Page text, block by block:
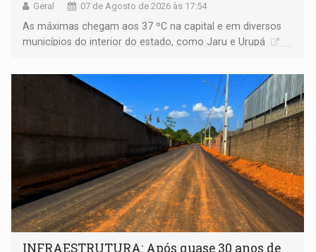
Geral 07 de Agosto de 2026 às 17:54
As máximas chegam aos 37 ºC na capital e em diversos
municípios do interior do estado, como Jaru e Urupá
INFRAESTRUTURA: Após quase 30 anos de